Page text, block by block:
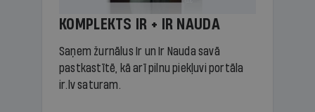
KOMPLEKTS IR + IR NAUDA
Saņem žurnālus Ir un Ir Nauda savā
pastkastītē, kā arī pilnu piekļuvi portāla
ir.lv saturam.